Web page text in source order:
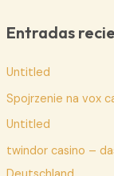
c
r
p
o
r
:
Entradas
Untitled
Spojrzenie na vox
Untitled
twindor casino –